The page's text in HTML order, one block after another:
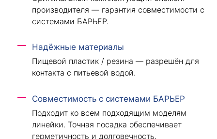
производителя — гарантия совместимости с
системами БАРЬЕР.
Надёжные материалы
Пищевой пластик / резина — разрешён для
контакта с питьевой водой.
Совместимость с системами БАРЬЕР
Подходит ко всем подходящим моделям
линейки. Точная посадка обеспечивает
герметичность и долговечность.